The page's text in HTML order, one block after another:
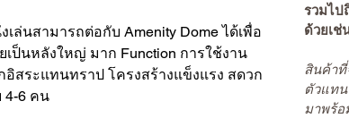
ล่นสามารถต่อกับ Amenity Dome ได้เพื่อ
ป็นหลังใหญ่ มาก Function การใช้งาน
อิสระแทนทราป โครงสร้างแข็งแรง สดวก
6 คน
รวมไป
ด้วยเช่
สินค้าที่
ตัวแทน
มาพร้อ